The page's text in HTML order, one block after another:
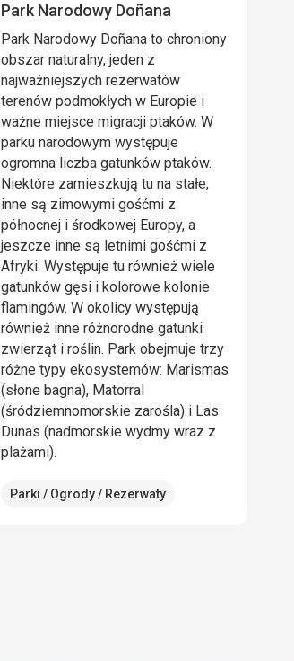
Park Narodowy Doñana
Park Narodowy Doñana to chroniony
obszar naturalny, jeden z
najważniejszych rezerwatów
terenów podmokłych w Europie i
ważne miejsce migracji ptaków. W
parku narodowym występuje
ogromna liczba gatunków ptaków.
Niektóre zamieszkują tu na stałe,
inne są zimowymi gośćmi z
północnej i środkowej Europy, a
jeszcze inne są letnimi gośćmi z
Afryki. Występuje tu również wiele
gatunków gęsi i kolorowe kolonie
flamingów. W okolicy występują
również inne różnorodne gatunki
zwierząt i roślin. Park obejmuje trzy
różne typy ekosystemów: Marismas
(słone bagna), Matorral
(śródziemnomorskie zarośla) i Las
Dunas (nadmorskie wydmy wraz z
plażami).
Parki / Ogrody / Rezerwaty